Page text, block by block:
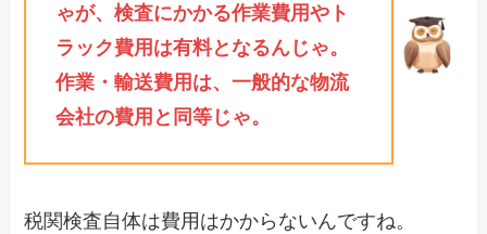
ゃが、検査にかかる作業費用やト
ラック費用は有料となるんじゃ。
作業・輸送費用は、一般的な物流
会社の費用と同等じゃ。
税関検査自体は費用はかからないんですね。